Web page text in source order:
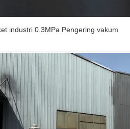
industri 0.3MPa Pengering vakum